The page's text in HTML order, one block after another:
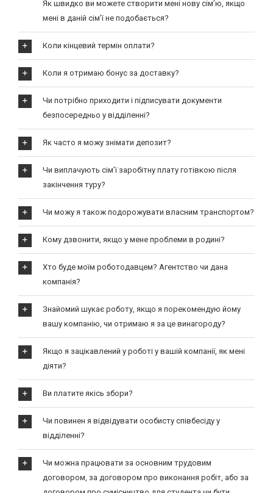
Як швидко ви можете створити мені нову сім’ю, якщо
мені в даній сім’ї не подобається?
Коли кінцевий термін оплати?
Коли я отримаю бонус за доставку?
Чи потрібно приходити і підписувати документи
безпосередньо у відділенні?
Як часто я можу знімати депозит?
Чи виплачують сім’ї заробітну плату готівкою після
закінчення туру?
Чи можу я також подорожувати власним транспортом?
Кому дзвонити, якщо у мене проблеми в родині?
Хто буде моїм роботодавцем? Агентство чи дана
компанія?
Знайомий шукає роботу, якщо я порекомендую йому
вашу компанію, чи отримаю я за це винагороду?
Якщо я зацікавлений у роботі у вашій компанії, як мені
діяти?
Ви платите якісь збори?
Чи повинен я відвідувати особисту співбесіду у
відділенні?
Чи можна працювати за основним трудовим
договором, за договором про виконання робіт, або за